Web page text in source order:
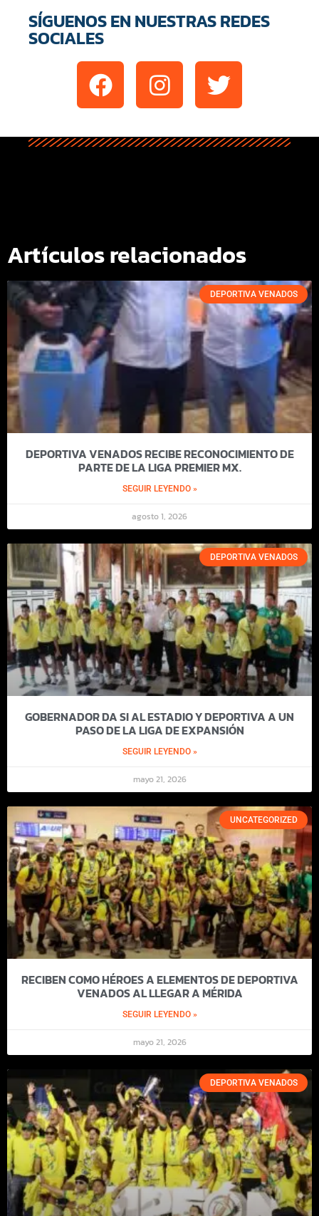
SÍGUENOS EN NUESTRAS REDES
SOCIALES
Artículos relacionados
DEPORTIVA VENADOS
DEPORTIVA VENADOS RECIBE RECONOCIMIENTO DE
PARTE DE LA LIGA PREMIER MX.
SEGUIR LEYENDO »
agosto 1, 2026
DEPORTIVA VENADOS
GOBERNADOR DA SI AL ESTADIO Y DEPORTIVA A UN
PASO DE LA LIGA DE EXPANSIÓN
SEGUIR LEYENDO »
mayo 21, 2026
UNCATEGORIZED
RECIBEN COMO HÉROES A ELEMENTOS DE DEPORTIVA
VENADOS AL LLEGAR A MÉRIDA
SEGUIR LEYENDO »
mayo 21, 2026
DEPORTIVA VENADOS